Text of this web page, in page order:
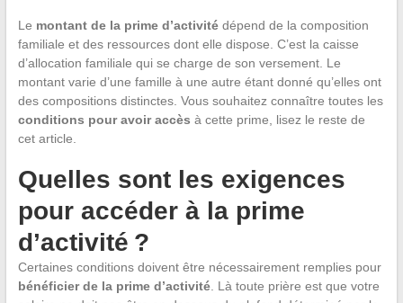
Le montant de la prime d’activitédépend de la composition
familiale et des ressources dont elle dispose. C’est la caisse
d’allocation familiale qui se charge de son versement. Le
montant varie d’une famille à une autre étant donné qu’elles ont
des compositions distinctes. Vous souhaitez connaître toutes les
conditions pour avoir accès à cette prime, lisez le reste de
cet article.
Quelles sont les exigences
pour accéder à la prime
d’activité ?
Certaines conditions doivent être nécessairement remplies pour
bénéficier de la prime d’activité. Là toute prière est que votre